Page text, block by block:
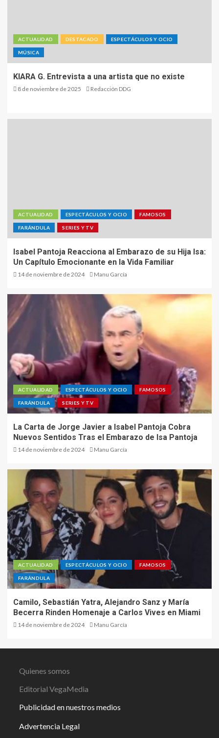
ACTUALIDAD DESTACADO ESPECTÁCULOS Y OCIO
MÚSICA
KIARA G. Entrevista a una artista que no existe
8 de noviembre de 2025 Redacción DDG
ACTUALIDAD ESPECTÁCULOS Y OCIO FAMOSOS
FARÁNDULA SERIES Y TV
Isabel Pantoja Reacciona al Embarazo de su Hija Isa:
Un Capítulo Emocionante en la Vida Familiar
14 de noviembre de 2024 Manu García
ACTUALIDAD ESPECTÁCULOS Y OCIO FAMOSOS
FARÁNDULA SERIES Y TV
La Carta de Jorge Javier a Isabel Pantoja Cobra
Nuevos Sentidos Tras el Embarazo de Isa Pantoja
14 de noviembre de 2024 Manu García
ACTUALIDAD ESPECTÁCULOS Y OCIO FAMOSOS
FARÁNDULA
Camilo, Sebastián Yatra, Alejandro Sanz y María
Becerra Rinden Homenaje a Carlos Vives en Miami
14 de noviembre de 2024 Manu García
Quienes somos
Editorial VegaMedia
Publicidad en nuestros medios
Advertencia Legal